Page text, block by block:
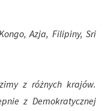
Azja, Filipiny, Sri
z różnych krajów.
z Demokratycznej